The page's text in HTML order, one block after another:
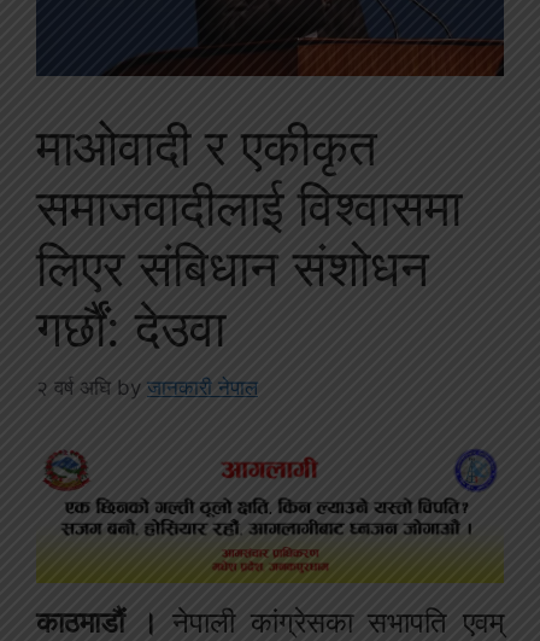
माओवादी र एकीकृत
समाजवादीलाई विश्वासमा
लिएर संबिधान संशोधन
गर्छौं: देउवा
२ वर्ष अघि by जानकारी नेपाल
काठमाडौं । नेपाली कांग्रेसका सभापति एवम्